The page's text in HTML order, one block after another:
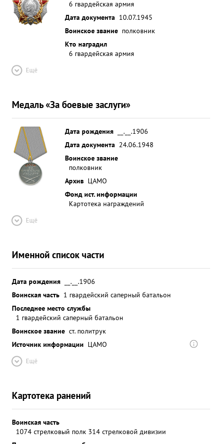
6 гвардейская армия
Дата документа 10.07.1945
Воинское звание полковник
Кто наградил
6 гвардейская армия
Ещё
Медаль «За боевые заслуги»
Дата рождения
__.__.1906
Дата документа 24.06.1948
Воинское звание
полковник
Архив ЦАМО
Фонд ист. информации
Картотека награждений
Ещё
Именной список части
Дата рождения
__.__.1906
Воинская часть 1 гвардейский саперный батальон
Последнее место службы
1 гвардейский саперный батальон
Воинское звание ст. политрук
Источник информации ЦАМО
Ещё
Картотека ранений
Воинская часть
1074 стрелковый полк 314 стрелковой дивизии